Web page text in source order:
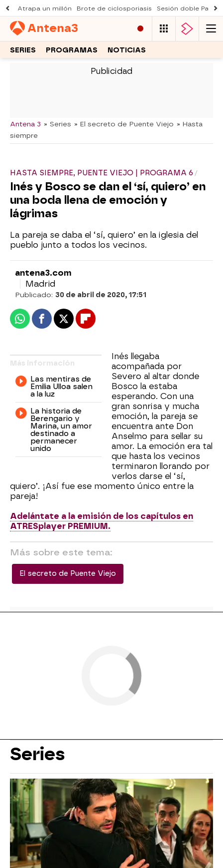
Atrapa un millón Brote de ciclosporiasis Sesión doble
Antena3
SERIES PROGRAMAS NOTICIAS
Antena 3 » Series » El secreto de Puente Viejo » Hasta
siempre
HASTA SIEMPRE, PUENTE VIEJO | PROGRAMA 6
Inés y Bosco se dan el ‘sí, quiero’ en
una boda llena de emoción y
lágrimas
La pareja se daba el ‘sí, quiero’ en la iglesia del
pueblo junto a todos los vecinos.
antena3.com
Madrid
Publicado: 30 de abril de 2020, 17:51
WhatsappFacebook
X Flipboard
Más información
Las mentiras de
Emilia Ulloa salen
a la luz
La historia de
Berengario y
Marina, un amor
destinado a
permanecer
unido
Inés llegaba
acompañada por
Severo al altar donde
Bosco la estaba
esperando. Con una
gran sonrisa y mucha
emoción, la pareja se
encuentra ante Don
Anselmo para sellar su
amor. La emoción era tal
que hasta los vecinos
terminaron llorando por
verlos darse el ‘sí,
quiero’. ¡Así fue ese momento único entre la
pareja!
Adelántate a la emisión de los capítulos en
ATRESplayer PREMIUM.
Más sobre este tema:
El secreto de Puente Viejo
Series